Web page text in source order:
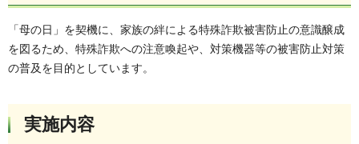
「母の日」を契機に、家族の絆による特殊詐欺被害防止の意識醸成
を図るため、特殊詐欺への注意喚起や、対策機器等の被害防止対策
の普及を目的としています。
実施内容